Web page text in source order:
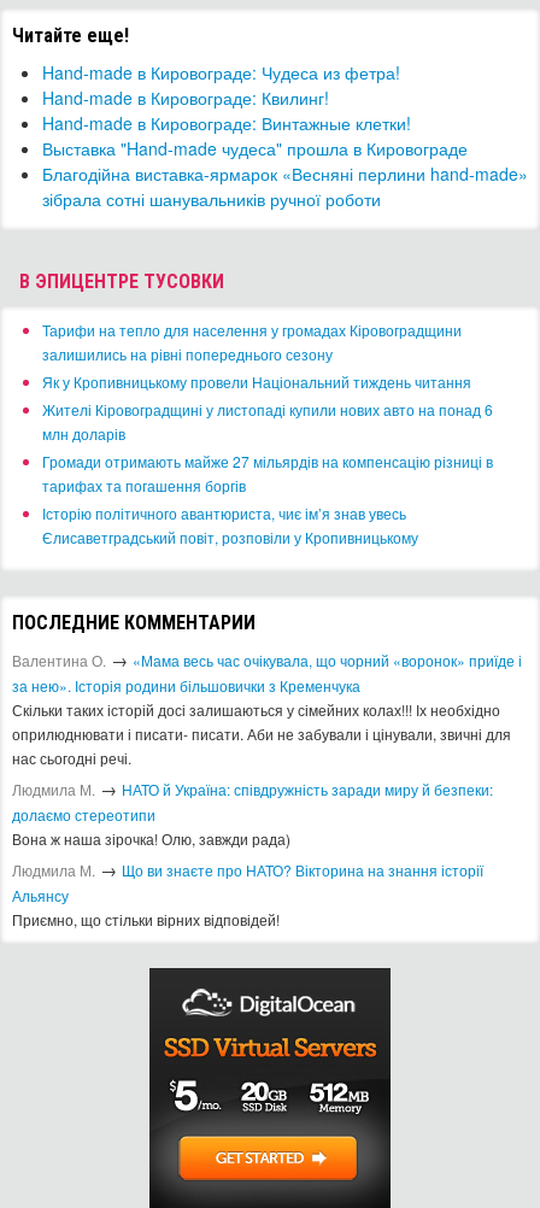
Читайте еще!
Hand-made в Кировограде: Чудеса из фетра!
Hand-made в Кировограде: Квилинг!
Hand-made в Кировограде: Винтажные клетки!
Выставка "Hand-made чудеса" прошла в Кировограде
Благодійна виставка-ярмарок «Весняні перлини hand-made»
зібрала сотні шанувальників ручної роботи
В ЭПИЦЕНТРЕ ТУСОВКИ
​Тарифи на тепло для населення у громадах Кіровоградщини
залишились на рівні попереднього сезону
​Як у Кропивницькому провели Національний тиждень читання
​Жителі Кіровоградщині у листопаді купили нових авто на понад 6
млн доларів
​Громади отримають майже 27 мільярдів на компенсацію різниці в
тарифах та погашення боргів
Історію політичного авантюриста, чиє ім’я знав увесь
Єлисаветградський повіт, розповіли у Кропивницькому
ПОСЛЕДНИЕ КОММЕНТАРИИ
Валентина О. → «Мама весь час очікувала, що чорний «воронок» приїде і
за нею». Історія родини більшовички з Кременчука
Скільки таких історій досі залишаються у сімейних колах!!! Іх необхідно
оприлюднювати і писати- писати. Аби не забували і цінували, звичні для
нас сьогодні речі.
Людмила М. → ​НАТО й Україна: співдружність заради миру й безпеки:
долаємо стереотипи
Вона ж наша зірочка! Олю, завжди рада)
Людмила М. → Що ви знаєте про НАТО? Вікторина на знання історії
Альянсу ​
Приємно, що стільки вірних відповідей!